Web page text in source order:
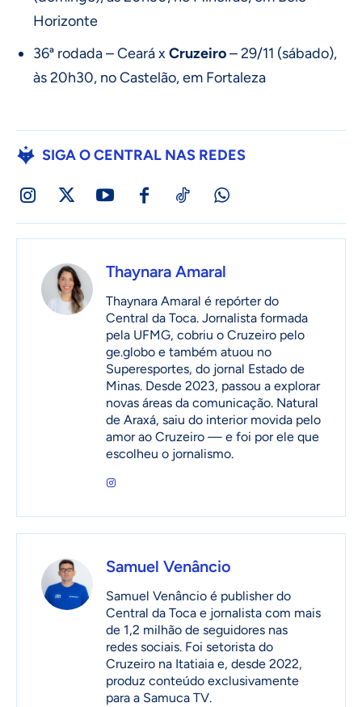
Horizonte
36ª rodada – Ceará xCruzeiro– 29/11 (sábado),
às 20h30, no Castelão, em Fortaleza
SIGA O CENTRAL NAS REDES
Thaynara Amaral
Thaynara Amaral é repórter do
Central da Toca. Jornalista formada
pela UFMG, cobriu o Cruzeiro pelo
ge.globo e também atuou no
Superesportes, do jornal Estado de
Minas. Desde 2023, passou a explorar
novas áreas da comunicação. Natural
de Araxá, saiu do interior movida pelo
amor ao Cruzeiro — e foi por ele que
escolheu o jornalismo.
Samuel Venâncio
Samuel Venâncio é publisher do
Central da Toca e jornalista com mais
de 1,2 milhão de seguidores nas
redes sociais. Foi setorista do
Cruzeiro na Itatiaia e, desde 2022,
produz conteúdo exclusivamente
para a Samuca TV.